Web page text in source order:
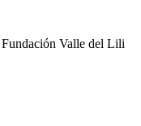
Fundación Valle del Lili